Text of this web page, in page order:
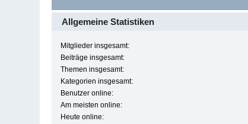
Allgemeine Statistiken
Mitglieder insgesamt:
Beiträge insgesamt:
Themen insgesamt:
Kategorien insgesamt:
Benutzer online:
Am meisten online:
Heute online: